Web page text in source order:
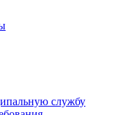
службу